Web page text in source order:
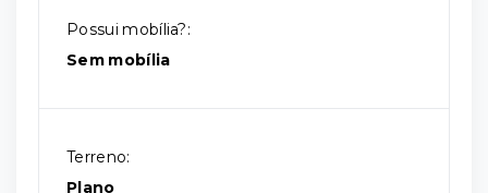
Possui mobília?:
Sem mobília
Terreno:
Plano